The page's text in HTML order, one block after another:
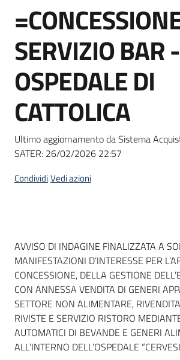
Bandi
e
di
Supporto
Piattaforme
telematiche
English
site
Seguici
su
Salta al contenuto
SERVIZIO BAR -
OSPEDALE DI
CATTOLICA
Ultimo aggiornamento da Sistema
SATER: 26/02/2026 22:57
CondividiVedi azioni
Dati del bando
AVVISO DI INDAGINE FINALIZZATA A
MANIFESTAZIONI D’INTERESSE PER
CONCESSIONE, DELLA GESTIONE
CON ANNESSA VENDITA DI GENERI
SETTORE NON ALIMENTARE,
RIVISTE E SERVIZIO RISTORO
AUTOMATICI DI BEVANDE E GENERI
ALL’INTERNO DELL’OSPEDALE